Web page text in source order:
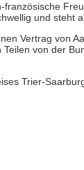
und steht
Vertrag von
von der
Trier-